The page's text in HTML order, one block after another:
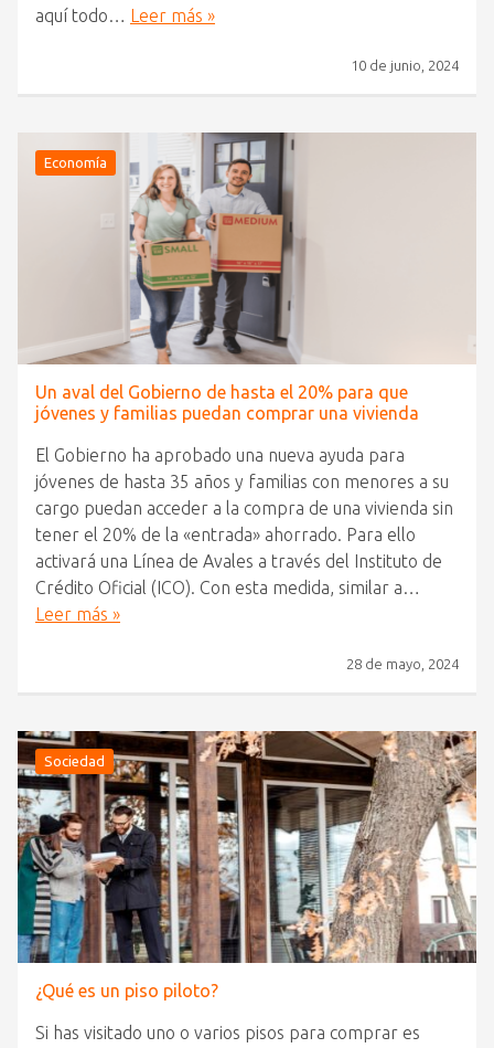
aquí todo… Leer más »
10 de junio, 2024
Economía
Un aval del Gobierno de hasta el 20% para que
jóvenes y familias puedan comprar una vivienda
El Gobierno ha aprobado una nueva ayuda para
jóvenes de hasta 35 años y familias con menores a su
cargo puedan acceder a la compra de una vivienda sin
tener el 20% de la «entrada» ahorrado. Para ello
activará una Línea de Avales a través del Instituto de
Crédito Oficial (ICO). Con esta medida, similar a…
Leer más »
28 de mayo, 2024
Sociedad
¿Qué es un piso piloto?
Si has visitado uno o varios pisos para comprar es